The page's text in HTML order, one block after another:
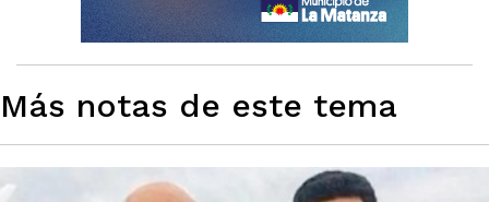
Más notas de este tema